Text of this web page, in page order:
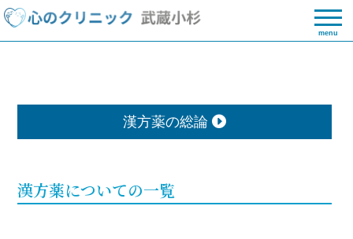
menu
漢方薬の総論
漢方薬についての一覧